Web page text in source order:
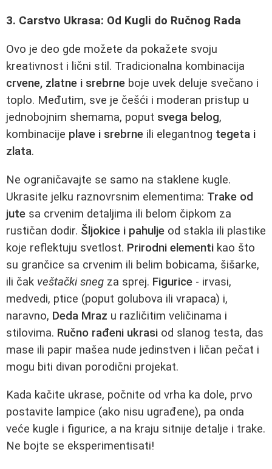
3. Carstvo Ukrasa: Od Kugli do Ručnog Rada
Ovo je deo gde možete da pokažete svoju
kreativnost i lični stil. Tradicionalna kombinacija
crvene, zlatne i srebrne boje uvek deluje svečano i
toplo. Međutim, sve je češći i moderan pristup u
jednobojnim shemama, poput svega belog,
kombinacije plave i srebrne ili elegantnog tegeta i
zlata.
Ne ograničavajte se samo na staklene kugle.
Ukrasite jelku raznovrsnim elementima: Trake od
jute sa crvenim detaljima ili belom čipkom za
rustičan dodir. Šljokice i pahulje od stakla ili plastike
koje reflektuju svetlost. Prirodni elementi kao što
su grančice sa crvenim ili belim bobicama, šišarke,
ili čak veštački sneg za sprej. Figurice - irvasi,
medvedi, ptice (poput golubova ili vrapaca) i,
naravno, Deda Mraz u različitim veličinama i
stilovima. Ručno rađeni ukrasi od slanog testa, das
mase ili papir mašea nude jedinstven i ličan pečat i
mogu biti divan porodični projekat.
Kada kačite ukrase, počnite od vrha ka dole, prvo
postavite lampice (ako nisu ugrađene), pa onda
veće kugle i figurice, a na kraju sitnije detalje i trake.
Ne bojte se eksperimentisati!